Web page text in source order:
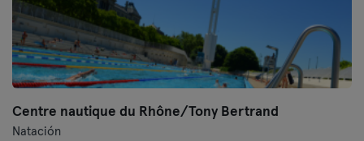
Centre nautique du Rhône/Tony Bertrand
Natación